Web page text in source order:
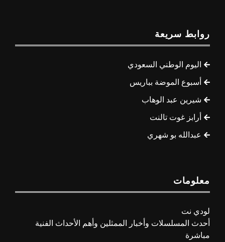
روابط سريعة
اليوم الوطني السعودي
أسبوع الموضة بباريس
شيرين عبد الوهاب
أرابز غوت تالنت
عبدالله بو شهري
معلومات
لودي نت
أحدث المسلسلات وأخبار الممثلين وأهم الأحداث الفنية
مباشرة